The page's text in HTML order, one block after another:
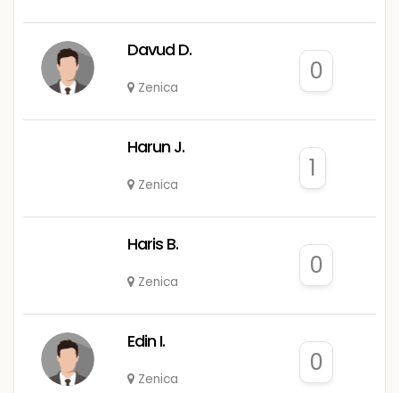
Davud D.
Zenica
0
Harun J.
Zenica
1
Haris B.
Zenica
0
Edin I.
Zenica
0